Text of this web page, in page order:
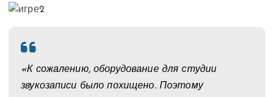
«К сожалению, оборудование для студии
звукозаписи было похищено. Поэтому